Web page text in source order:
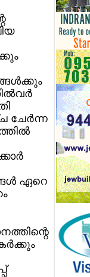
ചേര്‍ന്ന
ഏറെ